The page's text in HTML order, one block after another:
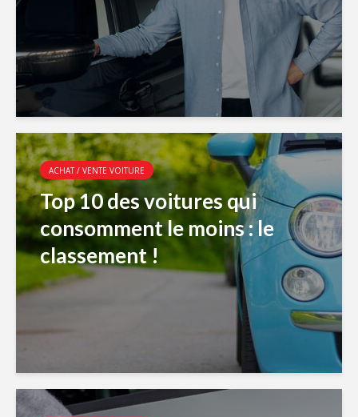
ACHAT / VENTE VOITURE
Top 10 des voitures qui
consomment le moins : le
classement !